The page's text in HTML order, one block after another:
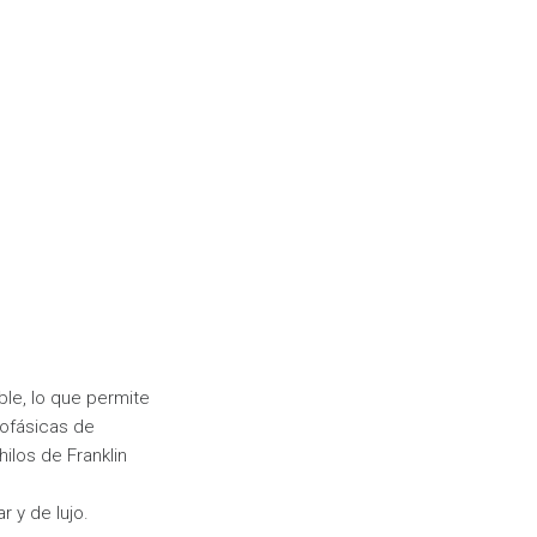
lo que permite
de
de Franklin
y de lujo.